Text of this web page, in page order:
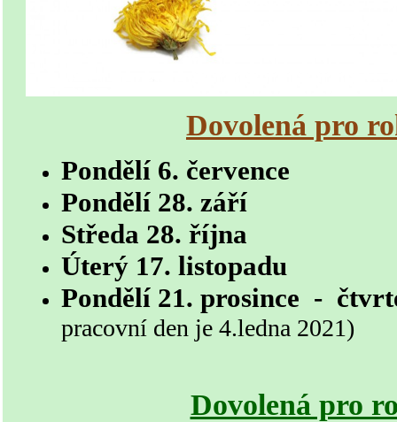
Dovolená pro
Pondělí 6. července
Pondělí 28. září
Středa 28. října
Úterý 17. listopadu
Pondělí 21. prosince -
pracovní den je 4.ledna 2021)
Dovolená pro